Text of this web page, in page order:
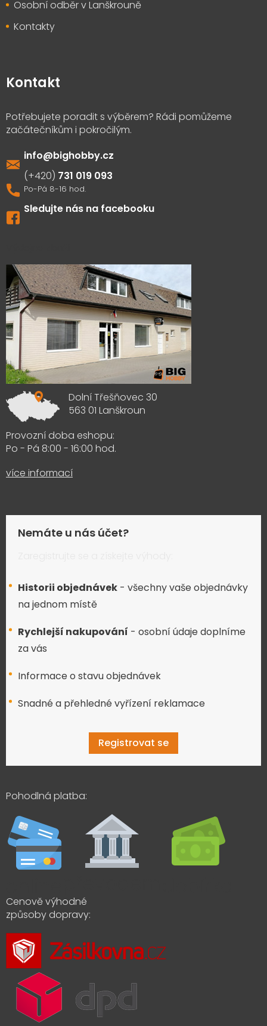
Osobní odběr v Lanškrouně
Kontakty
Kontakt
info@bighobby.cz
731 019 093
Sledujte nás na facebooku
Dolní Třešňovec 30
563 01 Lanškroun
Provozní doba eshopu:
Po - Pá 8:00 - 16:00 hod.
více informací
Nemáte u nás účet?
Historii objednávek - všechny vaše objednávky
na jednom místě
Rychlejší nakupování - osobní údaje doplníme
za vás
Informace o stavu objednávek
Snadné a přehledné vyřízení reklamace
Registrovat se
Pohodlná platba:
Cenově výhodné
způsoby dopravy: